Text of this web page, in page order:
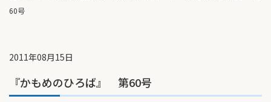
60号
2011年08月15日
『かもめのひろば』 第60号